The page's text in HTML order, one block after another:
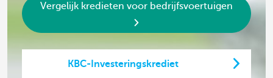
Vergelijk kredieten voor bedrijfsvoertuigen
KBC-Investeringskrediet